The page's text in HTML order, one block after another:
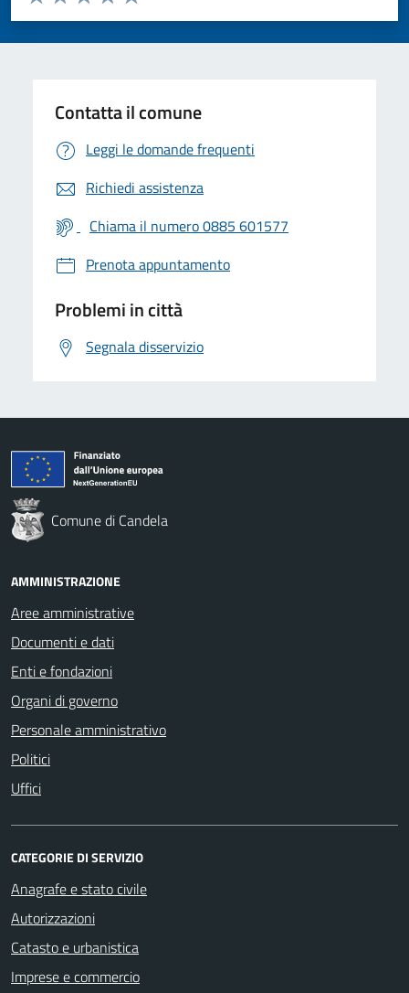
Valuta 5 stelle su 5
Valuta 4 stelle su 5
Valuta 3 stelle su 5
Valuta 2 stelle su 5
Valuta 1 stelle su 5
Contatta il comune
Leggi le domande frequenti
Richiedi assistenza
Chiama il numero 0885 601577
Prenota appuntamento
Problemi in città
Segnala disservizio
Comune di Candela
AMMINISTRAZIONE
Aree amministrative
Documenti e dati
Enti e fondazioni
Organi di governo
Personale amministrativo
Politici
Uffici
CATEGORIE DI SERVIZIO
Anagrafe e stato civile
Autorizzazioni
Catasto e urbanistica
Imprese e commercio